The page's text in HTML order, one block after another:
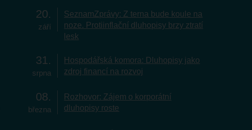
20
září
SeznamZprávy: Z terna bude koule na
noze. Protiinflační dluhopisy brzy ztratí
lesk
31
srpna
Hospodářská komora: Dluhopisy jako
zdroj financí na rozvoj
08
března
Rozhovor: Zájem o korporátní
dluhopisy roste